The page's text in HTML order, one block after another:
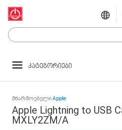
კატეგორიები
მწარმოებელიApple
Apple Lightning to USB
MXLY2ZM/A